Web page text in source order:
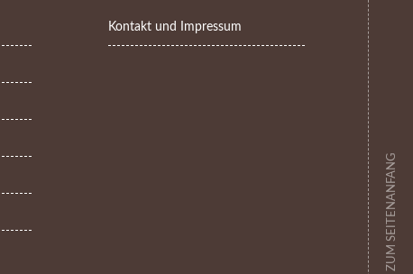
Kontakt und Impressum
ZUM SEITENANFANG